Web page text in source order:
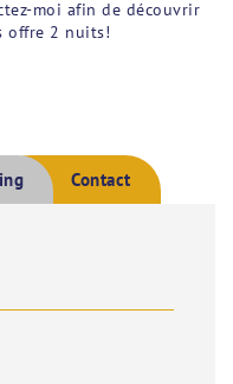
moi afin de découvrir
offre 2 nuits!
Contact